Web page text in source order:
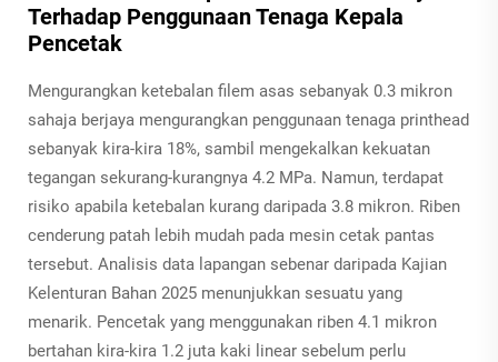
Terhadap Penggunaan Tenaga Kepala
Pencetak
Mengurangkan ketebalan filem asas sebanyak 0.3 mikron
sahaja berjaya mengurangkan penggunaan tenaga printhead
sebanyak kira-kira 18%, sambil mengekalkan kekuatan
tegangan sekurang-kurangnya 4.2 MPa. Namun, terdapat
risiko apabila ketebalan kurang daripada 3.8 mikron. Riben
cenderung patah lebih mudah pada mesin cetak pantas
tersebut. Analisis data lapangan sebenar daripada Kajian
Kelenturan Bahan 2025 menunjukkan sesuatu yang
menarik. Pencetak yang menggunakan riben 4.1 mikron
bertahan kira-kira 1.2 juta kaki linear sebelum perlu